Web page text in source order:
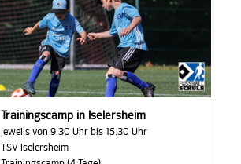
Trainingscamp in Iselersheim
jeweils von 9.30 Uhr bis 15.30 Uhr
TSV Iselersheim